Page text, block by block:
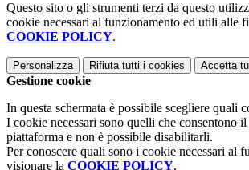
Questo sito o gli strumenti terzi da questo
cookie necessari al funzionamento ed utili alle
COOKIE POLICY.
Personalizza Rifiuta tutti i cookies Accetta
Gestione cookie
In questa schermata è possibile scegliere quali
I cookie necessari sono quelli che consentono
piattaforma e non è possibile disabilitarli.
Per conoscere quali sono i cookie necessari al
visionare la COOKIE POLICY.